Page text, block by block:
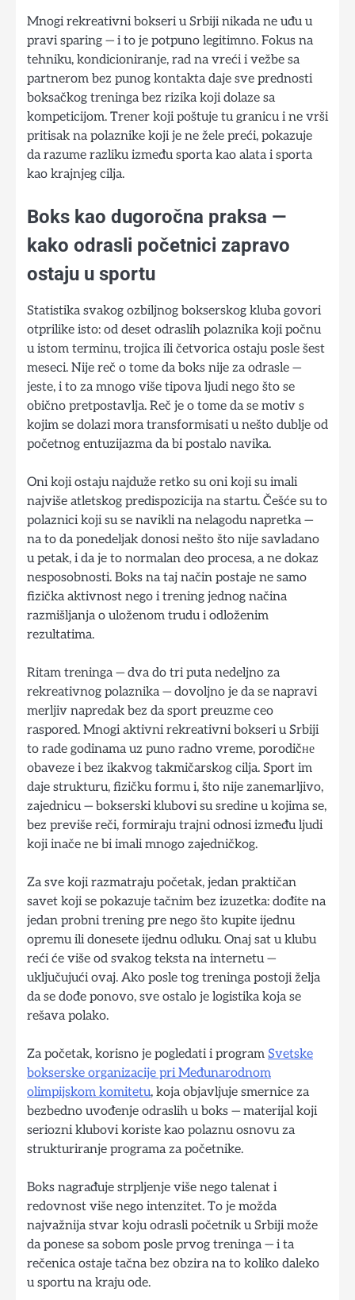
Mnogi rekreativni bokseri u Srbiji nikada ne uđu u
pravi sparing — i to je potpuno legitimno. Fokus na
tehniku, kondicioniranje, rad na vreći i vežbe sa
partnerom bez punog kontakta daje sve prednosti
boksačkog treninga bez rizika koji dolaze sa
kompeticijom. Trener koji poštuje tu granicu i ne vrši
pritisak na polaznike koji je ne žele preći, pokazuje
da razume razliku između sporta kao alata i sporta
kao krajnjeg cilja.
Boks kao dugoročna praksa —
kako odrasli početnici zapravo
ostaju u sportu
Statistika svakog ozbiljnog bokserskog kluba govori
otprilike isto: od deset odraslih polaznika koji počnu
u istom terminu, trojica ili četvorica ostaju posle šest
meseci. Nije reč o tome da boks nije za odrasle —
jeste, i to za mnogo više tipova ljudi nego što se
obično pretpostavlja. Reč je o tome da se motiv s
kojim se dolazi mora transformisati u nešto dublje od
početnog entuzijazma da bi postalo navika.
Oni koji ostaju najduže retko su oni koji su imali
najviše atletskog predispozicija na startu. Češće su to
polaznici koji su se navikli na nelagodu napretka —
na to da ponedeljak donosi nešto što nije savladano
u petak, i da je to normalan deo procesa, a ne dokaz
nesposobnosti. Boks na taj način postaje ne samo
fizička aktivnost nego i trening jednog načina
razmišljanja o uloženom trudu i odloženim
rezultatima.
Ritam treninga — dva do tri puta nedeljno za
rekreativnog polaznika — dovoljno je da se napravi
merljiv napredak bez da sport preuzme ceo
raspored. Mnogi aktivni rekreativni bokseri u Srbiji
to rade godinama uz puno radno vreme, porodičне
obaveze i bez ikakvog takmičarskog cilja. Sport im
daje strukturu, fizičku formu i, što nije zanemarljivo,
zajednicu — bokserski klubovi su sredine u kojima se,
bez previše reči, formiraju trajni odnosi između ljudi
koji inače ne bi imali mnogo zajedničkog.
Za sve koji razmatraju početak, jedan praktičan
savet koji se pokazuje tačnim bez izuzetka: dođite na
jedan probni trening pre nego što kupite ijednu
opremu ili donesete ijednu odluku. Onaj sat u klubu
reći će više od svakog teksta na internetu —
uključujući ovaj. Ako posle tog treninga postoji želja
da se dođe ponovo, sve ostalo je logistika koja se
rešava polako.
Za početak, korisno je pogledati i program Svetske
bokserske organizacije pri Međunarodnom
olimpijskom komitetu, koja objavljuje smernice za
bezbedno uvođenje odraslih u boks — materijal koji
seriozni klubovi koriste kao polaznu osnovu za
strukturiranje programa za početnike.
Boks nagrađuje strpljenje više nego talenat i
redovnost više nego intenzitet. To je možda
najvažnija stvar koju odrasli početnik u Srbiji može
da ponese sa sobom posle prvog treninga — i ta
rečenica ostaje tačna bez obzira na to koliko daleko
u sportu na kraju ode.